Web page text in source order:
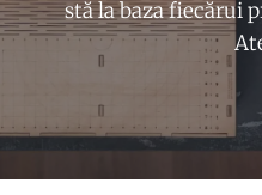
stă la baza fiecărui